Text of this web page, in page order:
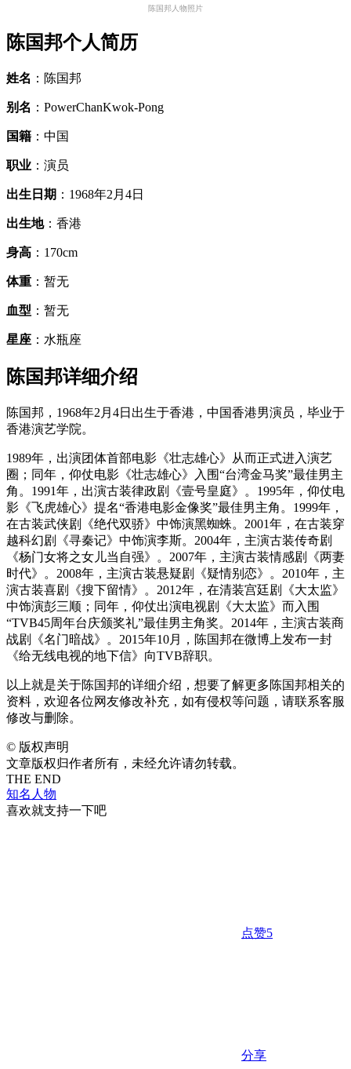
陈国邦人物照片
陈国邦个人简历
姓名 ：陈国邦
别名 ：PowerChanKwok-Pong
国籍 ：中国
职业 ：演员
出生日期 ：1968年2月4日
出生地：香港
身高 ：170cm
体重 ：暂无
血型 ：暂无
星座 ：水瓶座
陈国邦详细介绍
陈国邦，1968年2月4日出生于香港，中国香港男演员，毕业于
香港演艺学院。
1989年，出演团体首部电影《壮志雄心》从而正式进入演艺
圈；同年，仰仗电影《壮志雄心》入围“台湾金马奖”最佳男主
角。1991年，出演古装律政剧《壹号皇庭》。1995年，仰仗电
影《飞虎雄心》提名“香港电影金像奖”最佳男主角。1999年，
在古装武侠剧《绝代双骄》中饰演黑蜘蛛。2001年，在古装穿
越科幻剧《寻秦记》中饰演李斯。2004年，主演古装传奇剧
《杨门女将之女儿当自强》。2007年，主演古装情感剧《两妻
时代》。2008年，主演古装悬疑剧《疑情别恋》。2010年，主
演古装喜剧《搜下留情》。2012年，在清装宫廷剧《大太监》
中饰演彭三顺；同年，仰仗出演电视剧《大太监》而入围
“TVB45周年台庆颁奖礼”最佳男主角奖。2014年，主演古装商
战剧《名门暗战》。2015年10月，陈国邦在微博上发布一封
《给无线电视的地下信》向TVB辞职。
以上就是关于陈国邦的详细介绍，想要了解更多陈国邦相关的
资料，欢迎各位网友修改补充，如有侵权等问题，请联系客服
修改与删除。
© 版权声明
文章版权归作者所有，未经允许请勿转载。
THE END
知名人物
喜欢就支持一下吧
点赞5
分享